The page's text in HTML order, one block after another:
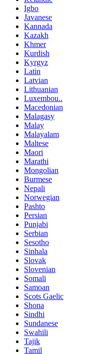
Igbo
Javanese
Kannada
Kazakh
Khmer
Kurdish
Kyrgyz
Latin
Latvian
Lithuanian
Luxembou..
Macedonian
Malagasy
Malay
Malayalam
Maltese
Maori
Marathi
Mongolian
Burmese
Nepali
Norwegian
Pashto
Persian
Punjabi
Serbian
Sesotho
Sinhala
Slovak
Slovenian
Somali
Samoan
Scots Gaelic
Shona
Sindhi
Sundanese
Swahili
Tajik
Tamil